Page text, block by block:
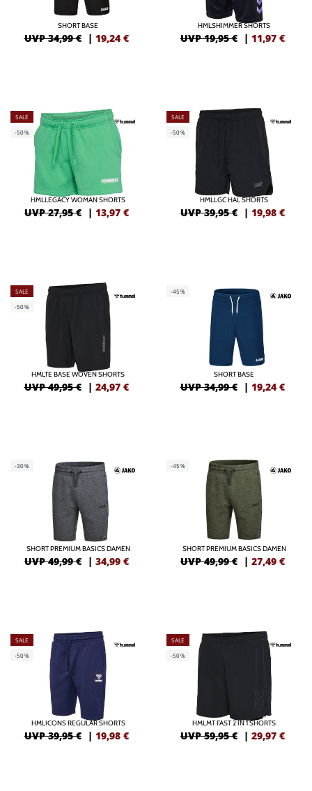
SHORT BASE
UVP 34,99 € | 19,24 €
HMLSHIMMER SHORTS
UVP 19,95 € | 11,97 €
SALE
-50%
HMLLEGACY WOMAN SHORTS
UVP 27,95 € | 13,97 €
SALE
-50%
HMLLGC HAL SHORTS
UVP 39,95 € | 19,98 €
SALE
-50%
HMLTE BASE WOVEN SHORTS
UVP 49,95 € | 24,97 €
-45%
SHORT BASE
UVP 34,99 € | 19,24 €
-30%
SHORT PREMIUM BASICS DAMEN
UVP 49,99 € | 34,99 €
-45%
SHORT PREMIUM BASICS DAMEN
UVP 49,99 € | 27,49 €
SALE
-50%
HMLICONS REGULAR SHORTS
UVP 39,95 € | 19,98 €
SALE
-50%
HMLMT FAST 2 IN 1 SHORTS
UVP 59,95 € | 29,97 €